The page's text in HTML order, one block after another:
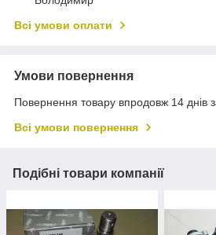
Всі умови оплати
Умови повернення
Повернення товару впродовж 14 днів
Всі умови повернення
Подібні товари компанії